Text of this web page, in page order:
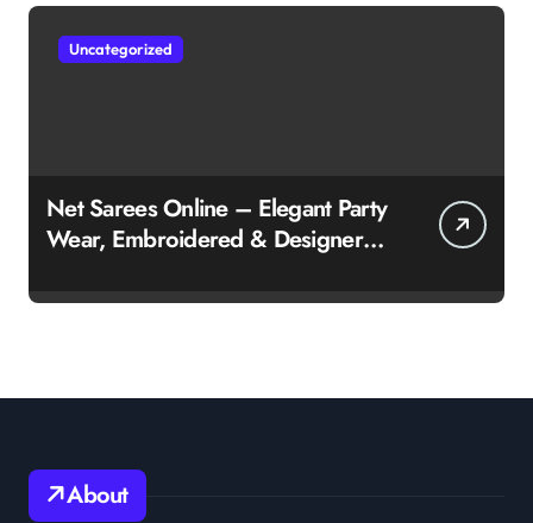
Uncategorized
Net Sarees Online – Elegant Party
Wear, Embroidered & Designer
About